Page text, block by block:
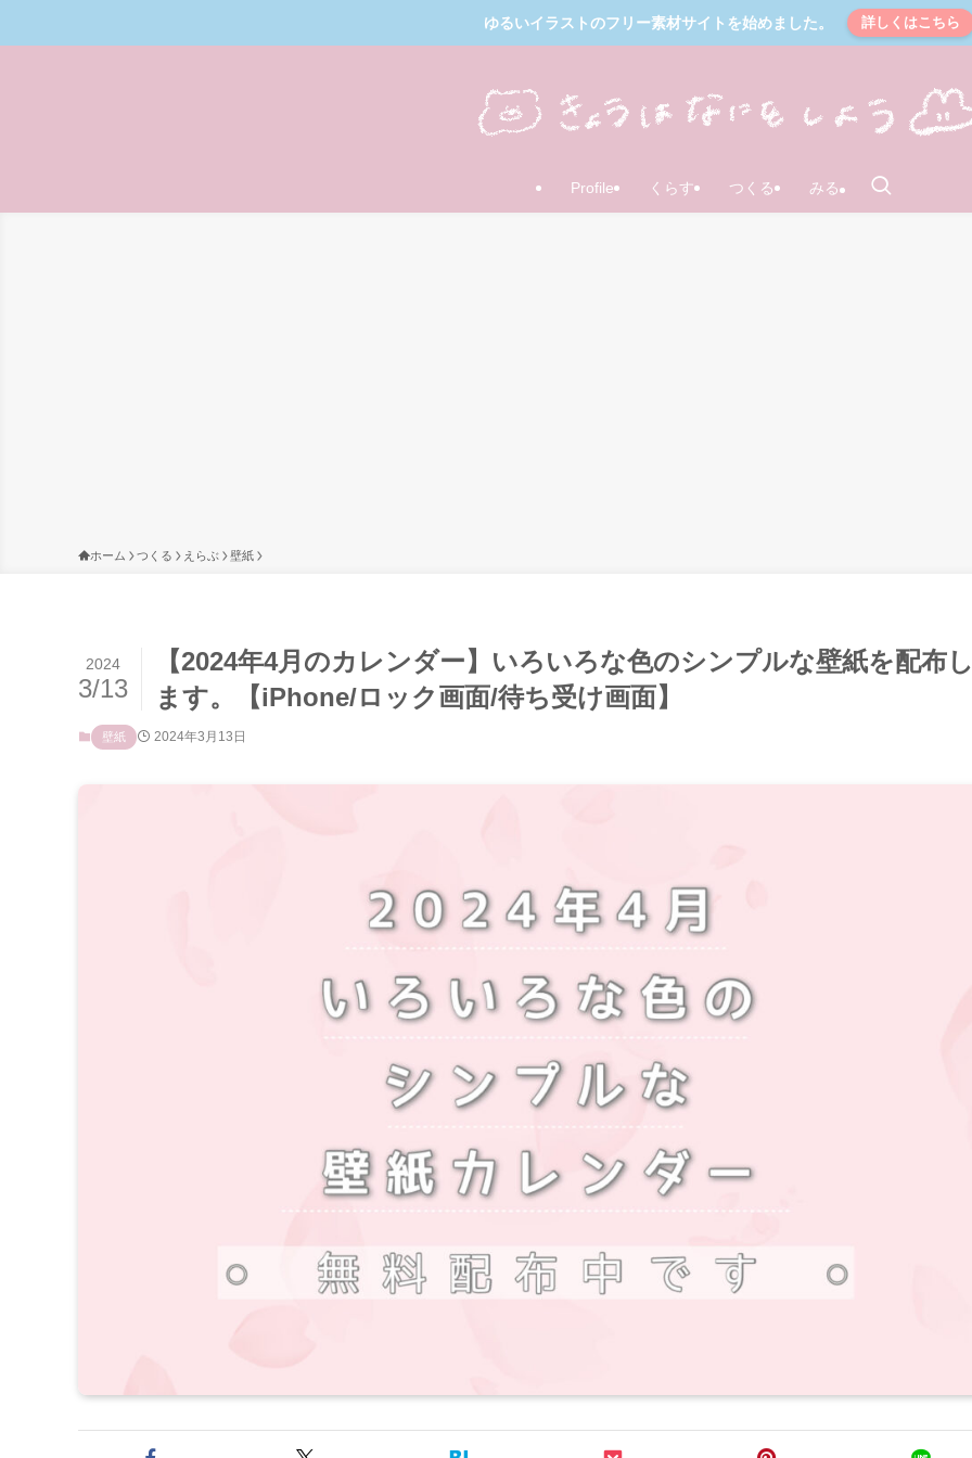
ゆるいイラストのフリー素材サイトを始めました。 詳しくはこちら
Profile くらす つくる みる
ホーム つくる えらぶ 壁紙
【2024年4月のカレンダー】いろいろな色のシンプルな壁紙を配布し
ます。【iPhone/ロック画面/待ち受け画面】
2024
3/13
壁紙 2024年3月13日